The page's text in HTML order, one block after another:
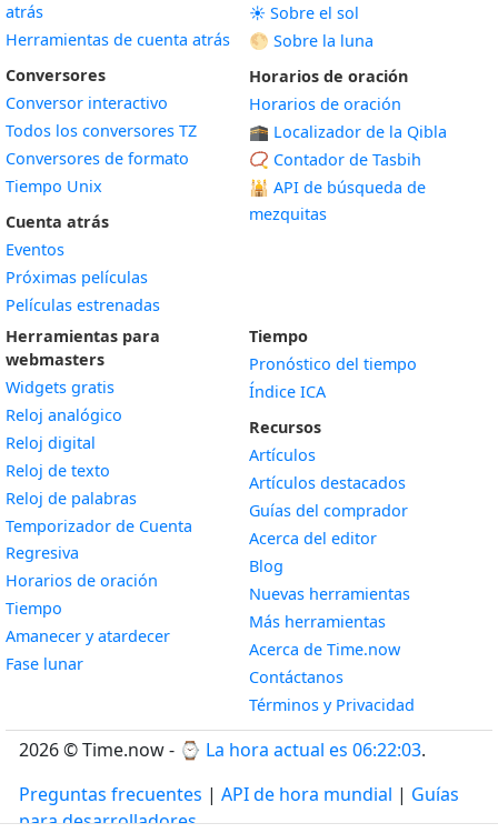
atrás
Herramientas de cuenta atrás
Conversores
Conversor interactivo
Todos los conversores TZ
Conversores de formato
Tiempo Unix
Cuenta atrás
Eventos
Próximas películas
Películas estrenadas
☀️ Sobre el sol
🌕 Sobre la luna
Horarios de oración
Horarios de oración
🕋 Localizador de la Qibla
📿 Contador de Tasbih
🕌 API de búsqueda de
mezquitas
Herramientas para
webmasters
Widgets gratis
Reloj analógico
Reloj digital
Reloj de texto
Reloj de palabras
Temporizador de Cuenta
Regresiva
Horarios de oración
Tiempo
Amanecer y atardecerWidget
Fase lunarWidget
Tiempo
Pronóstico del tiempo
Índice ICA
Recursos
Artículos
Artículos destacados
Guías del comprador
Acerca del editor
Blog
Nuevas herramientas
Más herramientas
Acerca de Time.now
Contáctanos
Términos y Privacidad
2026 © Time.now - ⌚ La hora actual es 06:22:04.
Preguntas frecuentes | API de hora mundial | Guías
para desarrolladores